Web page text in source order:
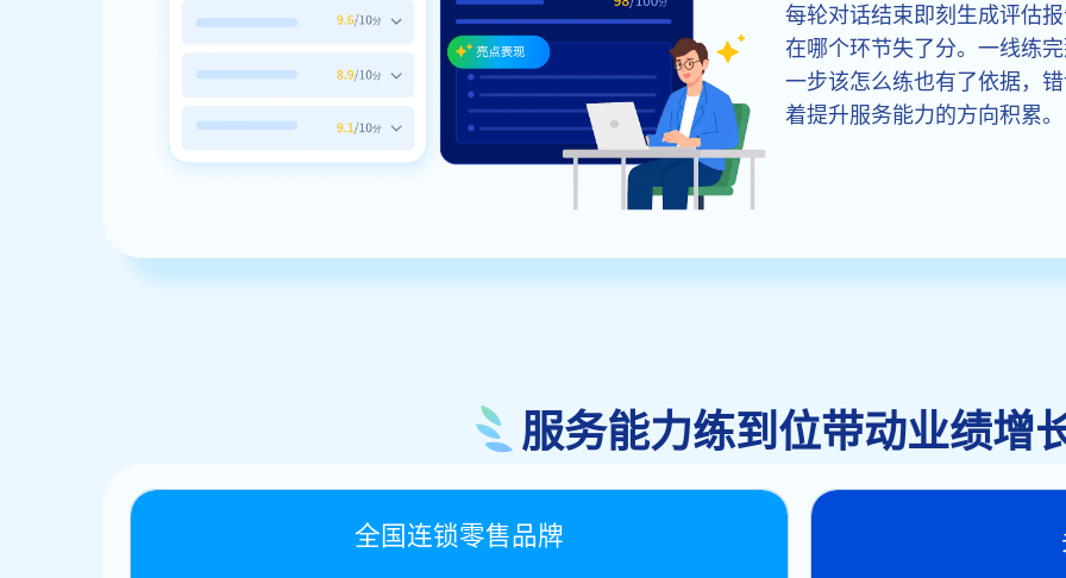
每轮对话结束即刻生成评估
在哪个环节失了分。一线练
一步该怎么练也有了依据，
着提升服务能力的方向积累。
服务能力练到位带动业绩增
全国连锁零售品牌